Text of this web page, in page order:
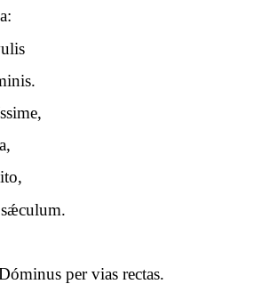
per vias rectas.